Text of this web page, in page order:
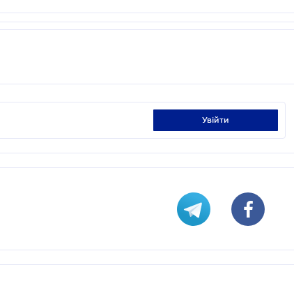
увійти